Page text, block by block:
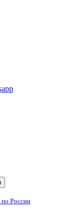
по России